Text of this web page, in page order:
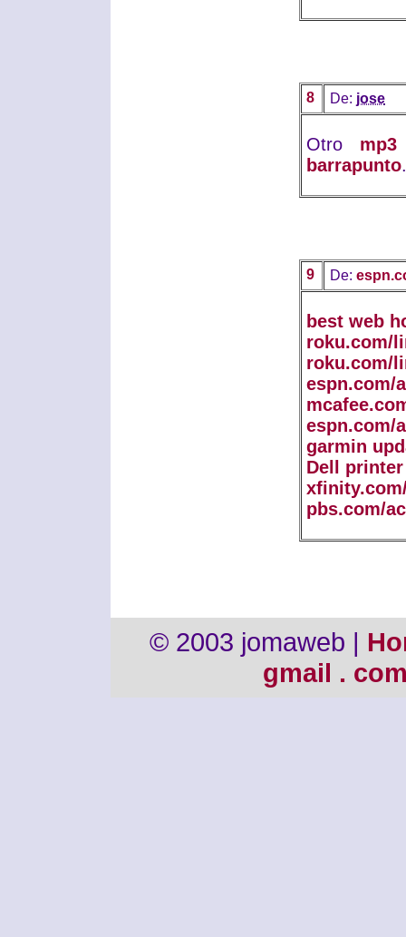
8 De: jose
Otro
barrapunto.
9 De:
best web
roku.com/
roku.com/
espn.com/
espn.com/
garmin
Dell
pbs.com/
© 2003 jomaweb |
gmail .